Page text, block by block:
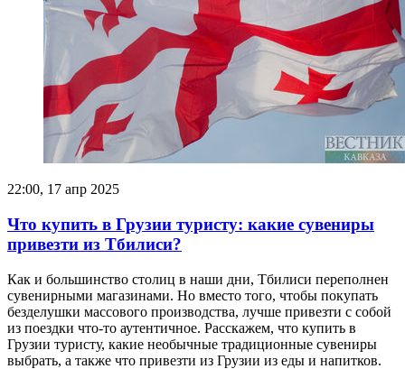
22:00, 17 апр 2025
Что купить в Грузии туристу: какие сувениры
привезти из Тбилиси?
Как и большинство столиц в наши дни, Тбилиси переполнен
сувенирными магазинами. Но вместо того, чтобы покупать
безделушки массового производства, лучше привезти с собой
из поездки что-то аутентичное. Расскажем, что купить в
Грузии туристу, какие необычные традиционные сувениры
выбрать, а также что привезти из Грузии из еды и напитков.